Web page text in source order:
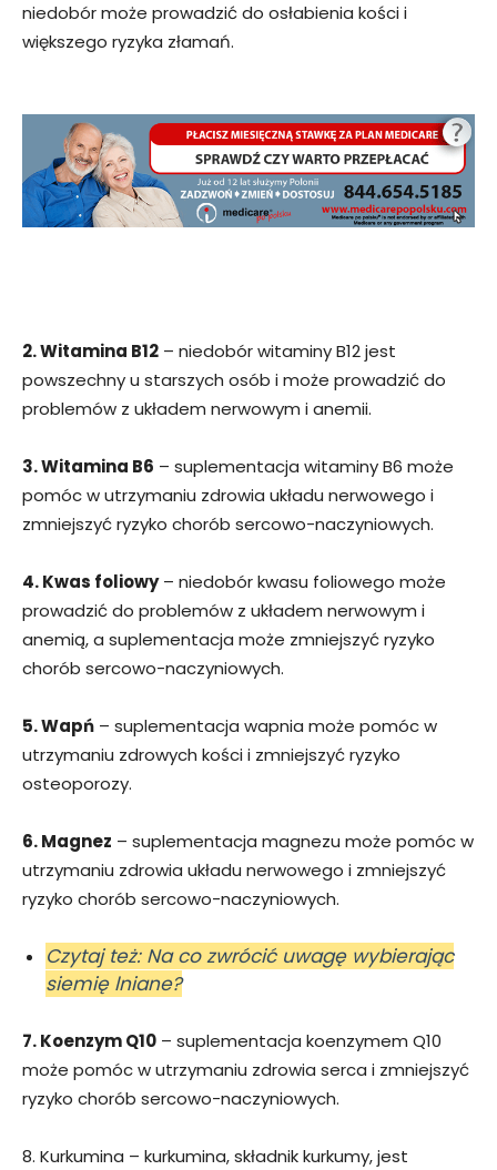
niedobór może prowadzić do osłabienia kości i
większego ryzyka złamań.
2. Witamina B12 – niedobór witaminy B12 jest
powszechny u starszych osób i może prowadzić do
problemów z układem nerwowym i anemii.
3. Witamina B6 – suplementacja witaminy B6 może
pomóc w utrzymaniu zdrowia układu nerwowego i
zmniejszyć ryzyko chorób sercowo-naczyniowych.
4. Kwas foliowy– niedobór kwasu foliowego może
prowadzić do problemów z układem nerwowym i
anemią, a suplementacja może zmniejszyć ryzyko
chorób sercowo-naczyniowych.
5. Wapń – suplementacja wapnia może pomóc w
utrzymaniu zdrowych kości i zmniejszyć ryzyko
osteoporozy.
6. Magnez – suplementacja magnezu może pomóc w
utrzymaniu zdrowia układu nerwowego i zmniejszyć
ryzyko chorób sercowo-naczyniowych.
Czytaj też: Na co zwrócić uwagę wybierając
siemię lniane?
7. Koenzym Q10 – suplementacja koenzymem Q10
może pomóc w utrzymaniu zdrowia serca i zmniejszyć
ryzyko chorób sercowo-naczyniowych.
8. Kurkumina – kurkumina, składnik kurkumy, jest